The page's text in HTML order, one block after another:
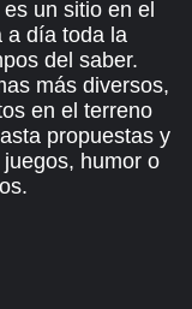
un sitio en el
a día toda la
del saber.
más diversos,
en el terreno
propuestas y
humor o